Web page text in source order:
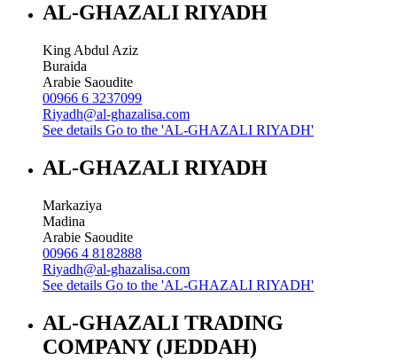
AL-GHAZALI RIYADH
King Abdul Aziz
Buraida
Arabie Saoudite
00966 6 3237099
Riyadh@al-ghazalisa.com
See details Go to the 'AL-GHAZALI RIYADH'
AL-GHAZALI RIYADH
Markaziya
Madina
Arabie Saoudite
00966 4 8182888
Riyadh@al-ghazalisa.com
See details Go to the 'AL-GHAZALI RIYADH'
AL-GHAZALI TRADING
COMPANY (JEDDAH)